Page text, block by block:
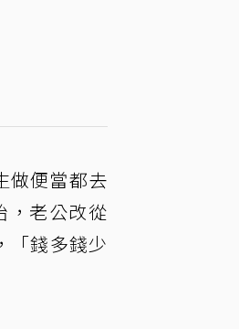
做便當都去
，老公改從
「錢多錢少